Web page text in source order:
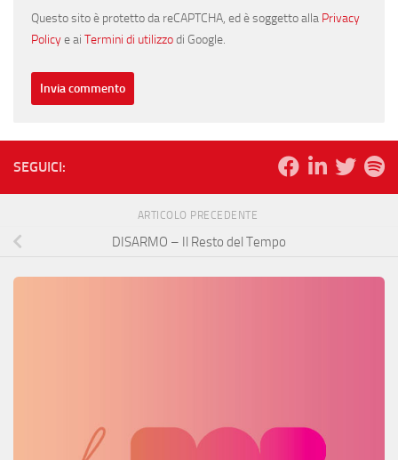
Questo sito è protetto da reCAPTCHA, ed è soggetto alla Privacy
Policye ai Termini di utilizzodi Google.
SEGUICI:
ARTICOLO PRECEDENTE
DISARMO – Il Resto del Tempo